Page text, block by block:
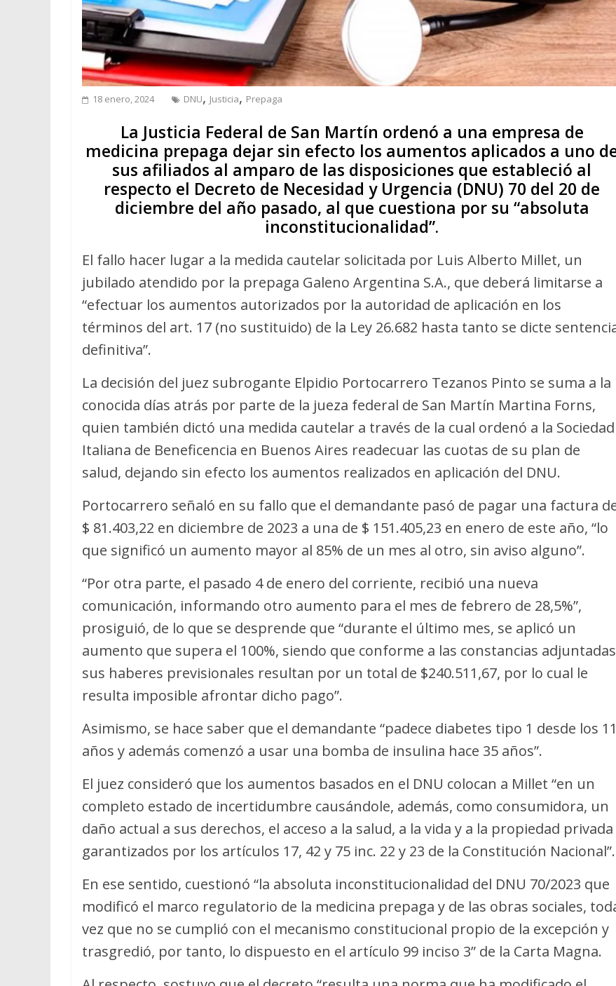
18 enero, 2024 DNU, Justicia, Prepaga
La Justicia Federal de San Martín ordenó a una empresa de
medicina prepaga dejar sin efecto los aumentos aplicados a uno
sus afiliados al amparo de las disposiciones que estableció al
respecto el Decreto de Necesidad y Urgencia (DNU) 70 del 20 de
diciembre del año pasado, al que cuestiona por su “absoluta
inconstitucionalidad”.
El fallo hacer lugar a la medida cautelar solicitada por Luis Alberto Millet, un
jubilado atendido por la prepaga Galeno Argentina S.A., que deberá limitarse a
“efectuar los aumentos autorizados por la autoridad de aplicación en los
términos del art. 17 (no sustituido) de la Ley 26.682 hasta tanto se dicte
definitiva”.
La decisión del juez subrogante Elpidio Portocarrero Tezanos Pinto se suma a la
conocida días atrás por parte de la jueza federal de San Martín Martina Forns,
quien también dictó una medida cautelar a través de la cual ordenó a la Sociedad
Italiana de Beneficencia en Buenos Aires readecuar las cuotas de su plan de
salud, dejando sin efecto los aumentos realizados en aplicación del DNU.
Portocarrero señaló en su fallo que el demandante pasó de pagar una factura
$ 81.403,22 en diciembre de 2023 a una de $ 151.405,23 en enero de este año, “lo
que significó un aumento mayor al 85% de un mes al otro, sin aviso alguno”.
“Por otra parte, el pasado 4 de enero del corriente, recibió una nueva
comunicación, informando otro aumento para el mes de febrero de 28,5%”,
prosiguió, de lo que se desprende que “durante el último mes, se aplicó un
aumento que supera el 100%, siendo que conforme a las constancias adjuntadas
sus haberes previsionales resultan por un total de $240.511,67, por lo cual le
resulta imposible afrontar dicho pago”.
Asimismo, se hace saber que el demandante “padece diabetes tipo 1 desde los 11
años y además comenzó a usar una bomba de insulina hace 35 años”.
El juez consideró que los aumentos basados en el DNU colocan a Millet “en un
completo estado de incertidumbre causándole, además, como consumidora, un
daño actual a sus derechos, el acceso a la salud, a la vida y a la propiedad privada
garantizados por los artículos 17, 42 y 75 inc. 22 y 23 de la Constitución Nacional”.
En ese sentido, cuestionó “la absoluta inconstitucionalidad del DNU 70/2023 que
modificó el marco regulatorio de la medicina prepaga y de las obras sociales,
vez que no se cumplió con el mecanismo constitucional propio de la excepción y
trasgredió, por tanto, lo dispuesto en el artículo 99 inciso 3” de la Carta Magna.